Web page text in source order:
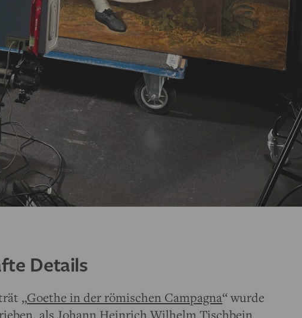
Details
„Goethe in der römischen Campagna“ wurde
als Johann Heinrich Wilhelm Tischbein